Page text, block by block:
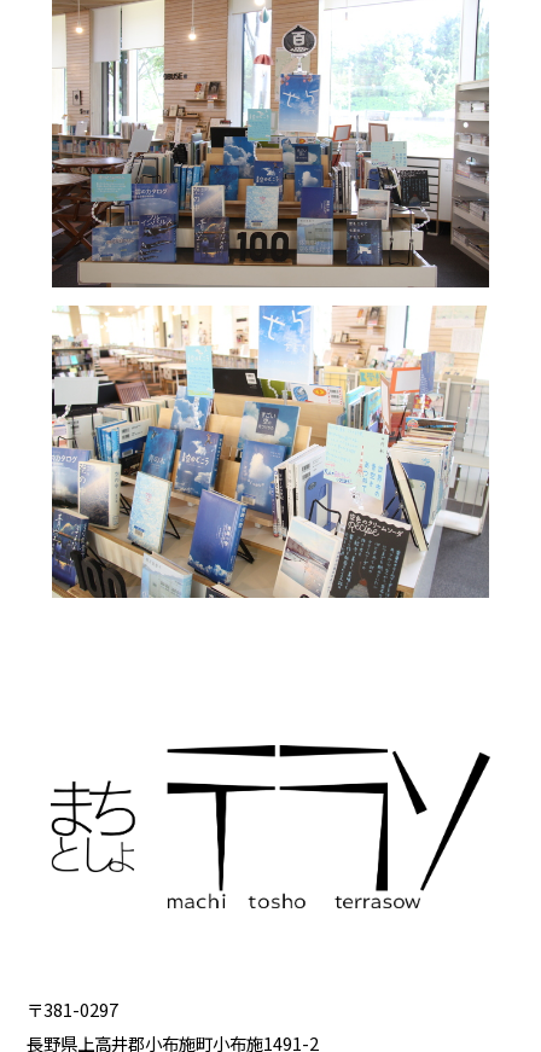
〒381-0297
長野県上高井郡小布施町小布施1491-2